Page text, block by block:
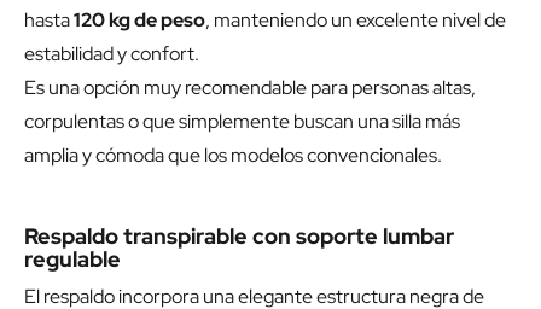
hasta120 kg de peso, manteniendo un excelente nivel de
estabilidad y confort.
Es una opción muy recomendable para personas altas,
corpulentas o que simplemente buscan una silla más
amplia y cómoda que los modelos convencionales.
Respaldo transpirable con soporte lumbar
regulable
El respaldo incorpora una elegante estructura negra de